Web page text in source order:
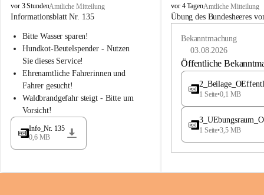
B
u
h
a
d
l
a
vor 3 StundenAmtliche Mitteilung
Informationsblatt Nr. 135
Bitte Wasser sparen!
Hundkot-Beutelspender - Nutzen
Sie dieses Service!
Ehrenamtliche Fahrerinnen und
Fahrer gesucht!
Waldbrandgefahr steigt - Bitte um
Vorsicht!
Info_Nr. 135
0,6 MB
B
u
e
a
vor 4 TagenAmtliche Mitteilung
Übung des Bundesheeres
Bekanntmachung
03.08.2026
Öffentliche
1 Seite•0,1 MB
1 Seite•3,5 MB